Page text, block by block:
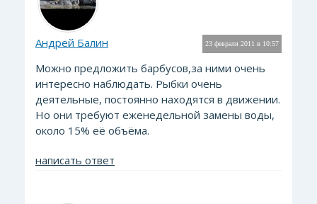
23 февраля 2011 в 10:57
Андрей Балин
Можно предложить барбусов,за ними очень
интересно наблюдать. Рыбки очень
деятельные, постоянно находятся в движении.
Но они требуют еженедельной замены воды,
около 15% её объёма.
написать ответ